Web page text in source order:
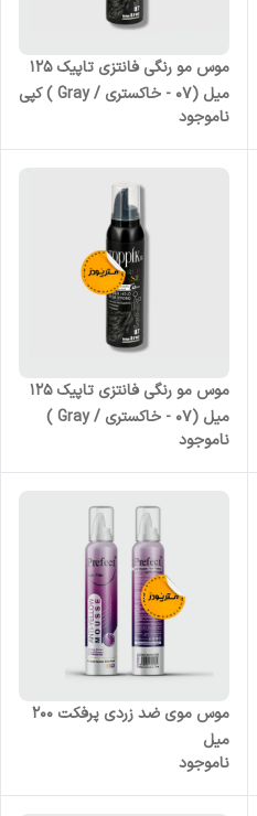
موس مو رنگی فانتزی تاپیک 125
میل (07 - خاکستری / Gray ) کپی
ناموجود
موس مو رنگی فانتزی تاپیک 125
میل (07 - خاکستری / Gray )
ناموجود
موس موی ضد زردی پرفکت 200
میل
ناموجود